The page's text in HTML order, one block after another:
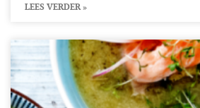
LEES VERDER »